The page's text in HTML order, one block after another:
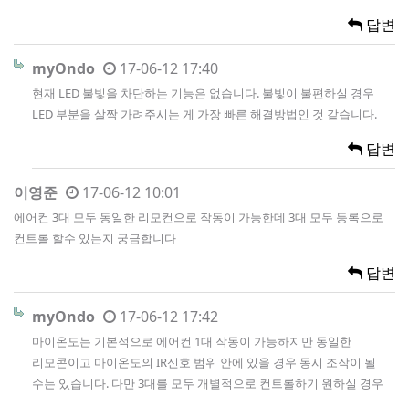
답변
myOndo 17-06-12 17:40
현재 LED 불빛을 차단하는 기능은 없습니다. 불빛이 불편하실 경우
LED 부분을 살짝 가려주시는 게 가장 빠른 해결방법인 것 같습니다.
답변
이영준 17-06-12 10:01
에어컨 3대 모두 동일한 리모컨으로 작동이 가능한데 3대 모두 등록으로
컨트롤 할수 있는지 궁금합니다
답변
myOndo 17-06-12 17:42
마이온도는 기본적으로 에어컨 1대 작동이 가능하지만 동일한
리모콘이고 마이온도의 IR신호 범위 안에 있을 경우 동시 조작이 될
수는 있습니다. 다만 3대를 모두 개별적으로 컨트롤하기 원하실 경우